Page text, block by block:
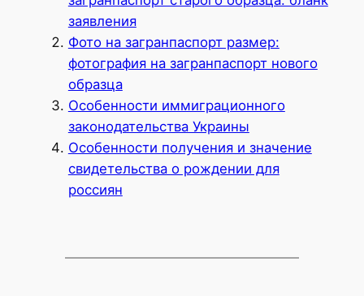
заявления
Фото на загранпаспорт размер:
фотография на загранпаспорт нового
образца
Особенности иммиграционного
законодательства Украины
Особенности получения и значение
свидетельства о рождении для
россиян